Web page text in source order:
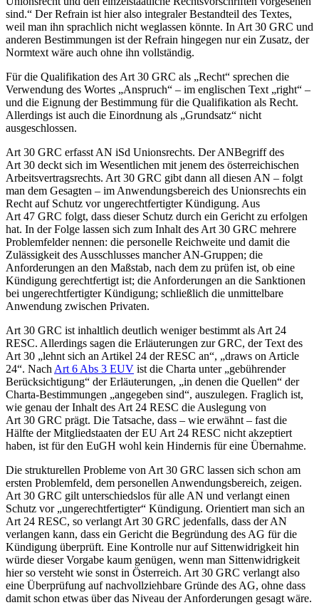
sind.“ Der Refrain ist hier also integraler Bestandteil des Textes,
weil man ihn sprachlich nicht weglassen könnte. In Art 30 GRC und
anderen Bestimmungen ist der Refrain hingegen nur ein Zusatz, der
Normtext wäre auch ohne ihn vollständig.
Für die Qualifikation des Art 30 GRC als „Recht“ sprechen die
Verwendung des Wortes „Anspruch“ – im englischen Text „right“ –
und die Eignung der Bestimmung für die Qualifikation als Recht.
Allerdings ist auch die Einordnung als „Grundsatz“ nicht
ausgeschlossen.
Art 30 GRC erfasst AN iSd Unionsrechts. Der ANBegriff des
Art 30 deckt sich im Wesentlichen mit jenem des österreichischen
Arbeitsvertragsrechts. Art 30 GRC gibt dann all diesen AN – folgt
man dem Gesagten – im Anwendungsbereich des Unionsrechts ein
Recht auf Schutz vor ungerechtfertigter Kündigung. Aus
Art 47 GRC folgt, dass dieser Schutz durch ein Gericht zu erfolgen
hat. In der Folge lassen sich zum Inhalt des Art 30 GRC mehrere
Problemfelder nennen: die personelle Reichweite und damit die
Zulässigkeit des Ausschlusses mancher AN-Gruppen; die
Anforderungen an den Maßstab, nach dem zu prüfen ist, ob eine
Kündigung gerechtfertigt ist; die Anforderungen an die Sanktionen
bei ungerechtfertigter Kündigung; schließlich die unmittelbare
Anwendung zwischen Privaten.
Art 30 GRC ist inhaltlich deutlich weniger bestimmt als Art 24
RESC. Allerdings sagen die Erläuterungen zur GRC, der Text des
Art 30 „lehnt sich an Artikel 24 der RESC an“, „draws on Article
24“. Nach Art 6 Abs 3 EUV ist die Charta unter „gebührender
Berücksichtigung“ der Erläuterungen, „in denen die Quellen“ der
Charta-Bestimmungen „angegeben sind“, auszulegen. Fraglich ist,
wie genau der Inhalt des Art 24 RESC die Auslegung von
Art 30 GRC prägt. Die Tatsache, dass – wie erwähnt – fast die
Hälfte der Mitgliedstaaten der EU Art 24 RESC nicht akzeptiert
haben, ist für den EuGH wohl kein Hindernis für eine Übernahme.
Die strukturellen Probleme von Art 30 GRC lassen sich schon am
ersten Problemfeld, dem personellen Anwendungsbereich, zeigen.
Art 30 GRC gilt unterschiedslos für alle AN und verlangt einen
Schutz vor „ungerechtfertigter“ Kündigung. Orientiert man sich an
Art 24 RESC, so verlangt Art 30 GRC jedenfalls, dass der AN
verlangen kann, dass ein Gericht die Begründung des AG für die
Kündigung überprüft. Eine Kontrolle nur auf Sittenwidrigkeit hin
würde dieser Vorgabe kaum genügen, wenn man Sittenwidrigkeit
hier so versteht wie sonst in Österreich. Art 30 GRC verlangt also
eine Überprüfung auf nachvollziehbare Gründe des AG, ohne dass
damit schon etwas über das Niveau der Anforderungen gesagt wäre.